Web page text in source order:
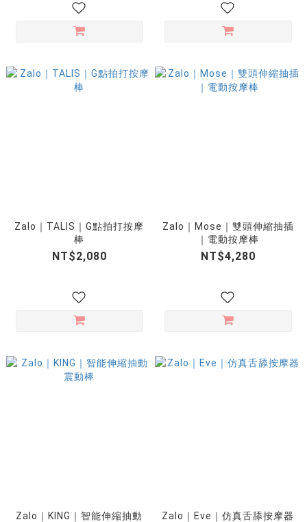
Zalo｜TALIS｜G點拍打按摩
棒
NT$2,080
Zalo｜Mose｜雙頭伸縮抽插
｜電動按摩棒
NT$4,280
Zalo｜KING｜智能伸縮抽動
Zalo｜Eve｜仿真舌舔按摩器